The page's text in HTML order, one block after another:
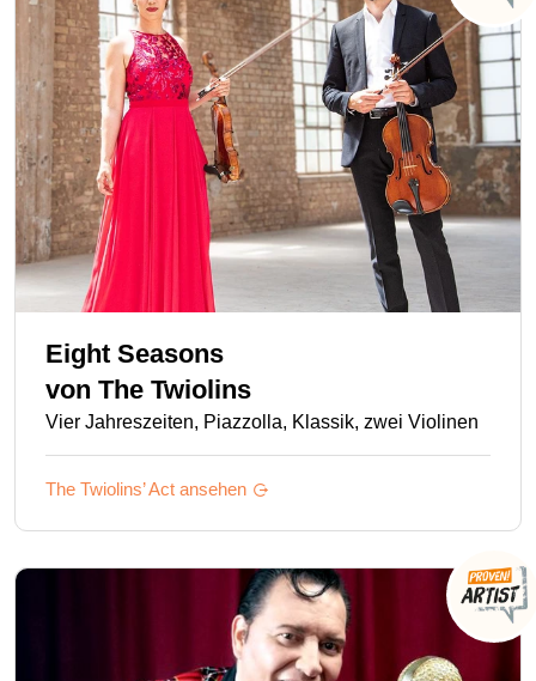
Eight Seasons
von The Twiolins
Vier Jahreszeiten, Piazzolla, Klassik, zwei Violinen
The Twiolins’Act ansehen